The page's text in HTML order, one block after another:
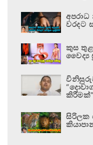
වරදට
කුස
වෛද්‍ය
කිරීමක්”
සිරිලක